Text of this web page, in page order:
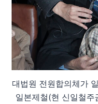
대법원 전원합의체가
일본제철(현 신일철주